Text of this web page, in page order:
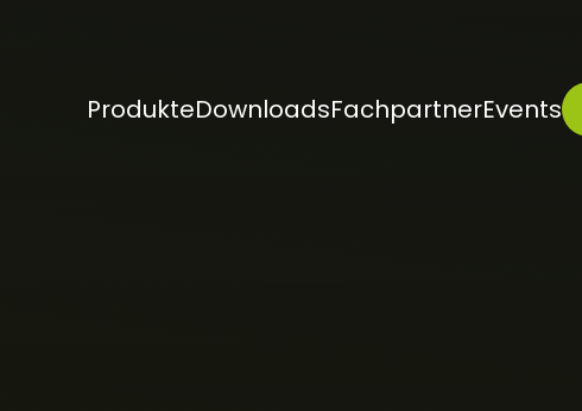
ProdukteDownloadsFachpartnerEvents